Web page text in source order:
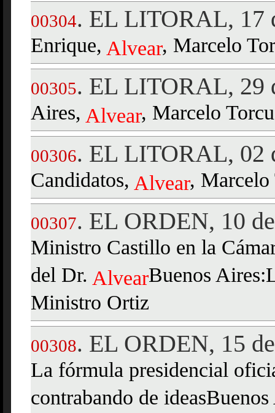
00304. EL LITORAL, 17
Enrique, Alvear, Marcelo
00305. EL LITORAL, 29
Aires, Alvear, Marcelo
00306. EL LITORAL, 02
Candidatos, Alvear, Marcelo
00307. EL ORDEN, 10
Ministro Castillo en la
del Dr. AlvearBuenos
Ministro Ortiz
00308. EL ORDEN, 15
La fórmula presidencial
contrabando de